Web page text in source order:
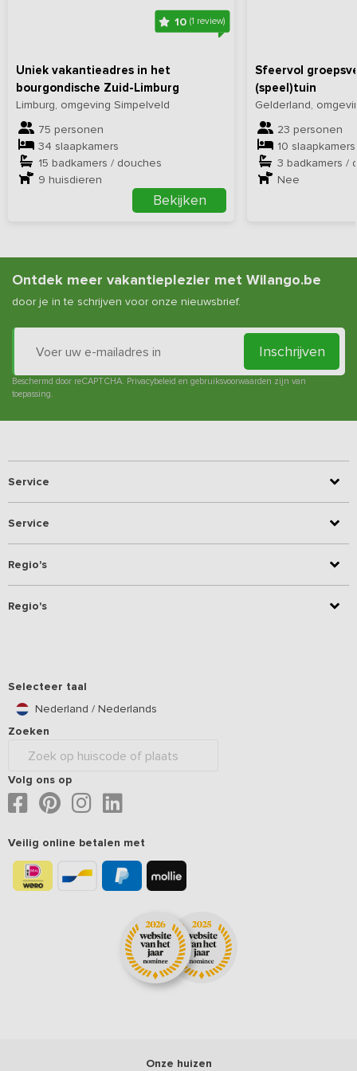
10(1 review)
Uniek vakantieadres in het
bourgondische Zuid-Limburg
Limburg, omgeving Simpelveld
75 personen
34 slaapkamers
15 badkamers / douches
9 huisdieren
Bekijken
Sfeervol
(speel)tuin
Gelderland,
23 personen
10 slaapkamers
3 badkamers /
Nee
Ontdek meer vakantieplezier met Wilango.be
door je in te schrijven voor onze nieuwsbrief.
Inschrijven
Beschermd door reCAPTCHA. Privacybeleid en gebruiksvoorwaarden zijn van
toepassing.
Service
Service
Regio's
Regio's
Selecteer taal
Nederland / Nederlands
Zoeken
Volg ons op
Veilig online betalen met
Onze huizen